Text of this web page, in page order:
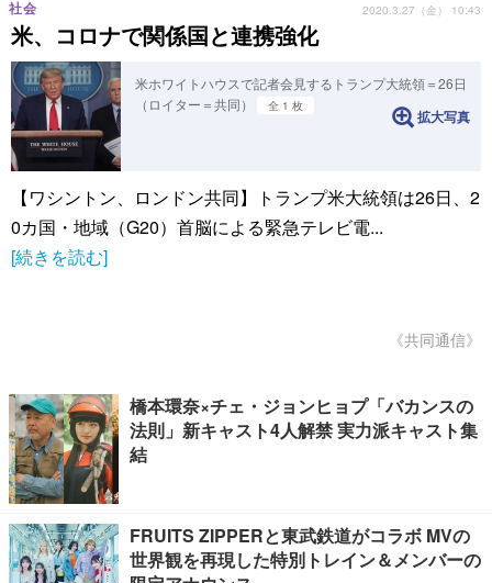
米、コロナで関係国と連携強化
社会 2020.3.27（金） 10:43
米ホワイトハウスで記者会見するトランプ大統領＝26日
（ロイター＝共同）
全 1 枚
拡大写真
【ワシントン、ロンドン共同】トランプ米大統領は26日、2
0カ国・地域（G20）首脳による緊急テレビ電...
[続きを読む]
《共同通信》
橋本環奈×チェ・ジョンヒョプ「バカンスの
法則」新キャスト4人解禁 実力派キャスト集
結
FRUITS ZIPPERと東武鉄道がコラボ MVの
世界観を再現した特別トレイン＆メンバーの